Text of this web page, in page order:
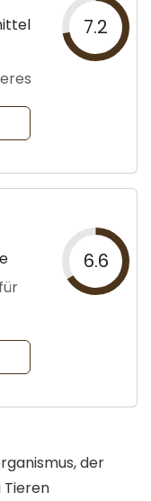
7.2
6.6
der
Tieren